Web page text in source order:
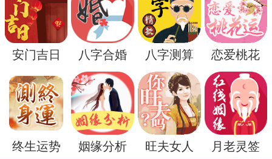
虾的过程中感到愉悦和满足，可能代表着内
心的满足和对生活的喜悦；而如果在梦境中
感到焦虑和不安，可能意味着内心的不安和
困扰。因此，我们需要结合自身的情感状态
来进一步分析梦境的含义。
另外，钓虾这一动作也代表着对未知世界的
探索和发现。因此，梦到钓虾可能提示着我
安门吉日 八字合婚 八字测算 恋爱桃花
终生运势 姻缘分析 旺夫女人 月老灵签